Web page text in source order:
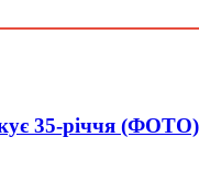
35-річчя (ФОТО)